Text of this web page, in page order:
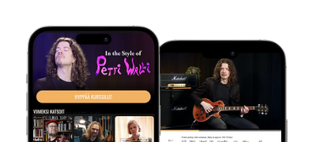
Kokeile Ilmaiseksi